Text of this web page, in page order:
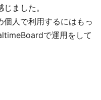
ました。
個人で利用するにはもっ
で運用をして